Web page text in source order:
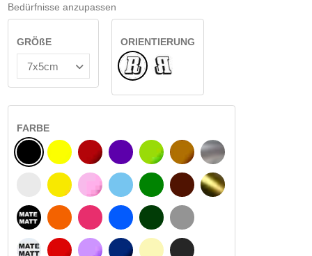
Bedürfnisse anzupassen
GRÖßE
ORIENTIERUNG
NormaleUmgedreht
FARBE
SCHWARZ
WEIß
MATTSCHWARZ
MATTWEIß
GELB
GELBES SIGNAL
ORANGE
ROT
BURGUND
ROSE
FUCHSIA
LILA
VIOLETT
HELLBLAU
BLAU
DUNKELBLAU
HELLGRÜN
GRÜN
DUNKELGRÜN
BEIGE
HASELNUSS
DUNKELBRAUN
HELLGRAU
DUNKELGRAU
SILBER
GOLD